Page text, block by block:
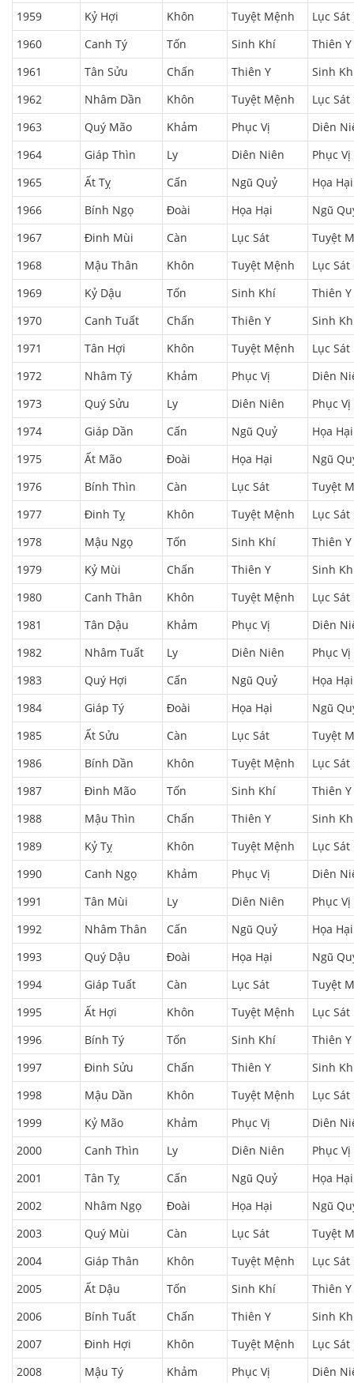
1959
Kỷ Hợi Khôn Tuyệt Mệnh
Lục Sát
1960
Canh Tý Tốn Sinh Khí
Thiên Y
1961
Tân Sửu Chấn Thiên Y
Sinh
1962
Nhâm Dần Khôn Tuyệt Mệnh
Lục Sát
1963
Quý Mão Khảm Phục Vị
Diên
1964
Giáp Thìn Ly Diên Niên
Phục Vị
1965
Ất Tỵ Cấn Ngũ Quỷ
Họa Hại
1966
Bính Ngọ Đoài Họa Hại
Ngũ
1967
Đinh Mùi Càn Lục Sát
Tuyệt
1968
Mậu Thân Khôn Tuyệt Mệnh
Lục Sát
1969
Kỷ Dậu Tốn Sinh Khí
Thiên Y
1970
Canh Tuất Chấn Thiên Y
Sinh
1971
Tân Hợi Khôn Tuyệt Mệnh
Lục Sát
1972
Nhâm Tý Khảm Phục Vị
Diên
1973
Quý Sửu Ly Diên Niên
Phục Vị
1974
Giáp Dần Cấn Ngũ Quỷ
Họa Hại
1975
Ất Mão Đoài Họa Hại
Ngũ
1976
Bính Thìn Càn Lục Sát
Tuyệt
1977
Đinh Tỵ Khôn Tuyệt Mệnh
Lục Sát
1978
Mậu Ngọ Tốn Sinh Khí
Thiên Y
1979
Kỷ Mùi Chấn Thiên Y
Sinh
1980
Canh Thân Khôn Tuyệt Mệnh
Lục Sát
1981
Tân Dậu Khảm Phục Vị
Diên
1982
Nhâm Tuất Ly Diên Niên
Phục Vị
1983
Quý Hợi Cấn Ngũ Quỷ
Họa Hại
1984
Giáp Tý Đoài Họa Hại
Ngũ
1985
Ất Sửu Càn Lục Sát
Tuyệt
1986
Bính Dần Khôn Tuyệt Mệnh
Lục Sát
1987
Đinh Mão Tốn Sinh Khí
Thiên Y
1988
Mậu Thìn Chấn Thiên Y
Sinh
1989
Kỷ Tỵ Khôn Tuyệt Mệnh
Lục Sát
1990
Canh Ngọ Khảm Phục Vị
Diên
1991
Tân Mùi Ly Diên Niên
Phục Vị
1992
Nhâm Thân Cấn Ngũ Quỷ
Họa Hại
1993
Quý Dậu Đoài Họa Hại
Ngũ
1994
Giáp Tuất Càn Lục Sát
Tuyệt
1995
Ất Hợi Khôn Tuyệt Mệnh
Lục Sát
1996
Bính Tý Tốn Sinh Khí
Thiên Y
1997
Đinh Sửu Chấn Thiên Y
Sinh
1998
Mậu Dần Khôn Tuyệt Mệnh
Lục Sát
1999
Kỷ Mão Khảm Phục Vị
Diên
2000
Canh Thìn Ly Diên Niên
Phục Vị
2001
Tân Tỵ Cấn Ngũ Quỷ
Họa Hại
2002
Nhâm Ngọ Đoài Họa Hại
Ngũ
2003
Quý Mùi Càn Lục Sát
Tuyệt
2004
Giáp Thân Khôn Tuyệt Mệnh
Lục Sát
2005
Ất Dậu Tốn Sinh Khí
Thiên Y
2006
Bính Tuất Chấn Thiên Y
Sinh
2007
Đinh Hợi Khôn Tuyệt Mệnh
Lục Sát
2008
Mậu Tý Khảm Phục Vị Diên